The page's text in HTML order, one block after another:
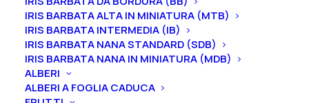
IRIS BARBATA ALTA IN MINIATURA (MTB)
IRIS BARBATA INTERMEDIA (IB)
IRIS BARBATA NANA STANDARD (SDB)
IRIS BARBATA NANA IN MINIATURA (MDB)
ALBERI
ALBERI A FOGLIA CADUCA
portamento è eretto e arriva fino a raggiungere i 100
cm di altezza. La fioritura è precoce.
Dimensione vaso